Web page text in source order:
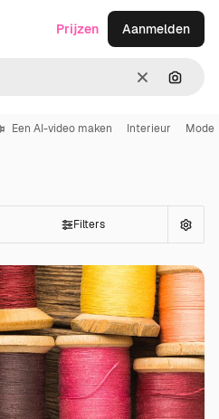
Wissen
Prijzen Aanmelden
Een AI-video maken Interieur Mode
Filters